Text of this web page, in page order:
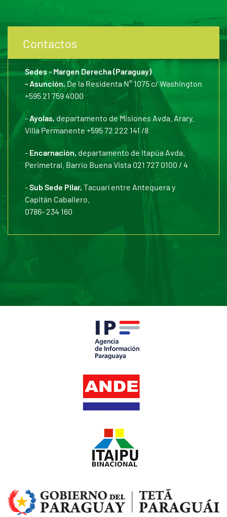
Contactos
Sedes - Margen Derecha (Paraguay)
- Asunción, De la Residenta N° 1075 c/ Washington
+595 21 759 4000
-Ayolas, departamento de Misiones Avda. Arary.
Villa Permanente +595 72 222 141 /8
- Encarnación, departamento de Itapúa Avda.
Perimetral. Barrio Buena Vista 021 727 0100 / 4
-Sub Sede Pilar, Tacuarí entre Antequera y
Capitán Caballero.
0786- 234 160